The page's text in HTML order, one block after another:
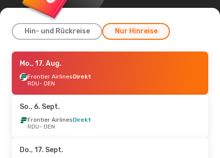
Hin- und Rückreise Nur Hinreise
Mo., 17. Aug.
Frontier Airlines1 Zwischenstopp
RDU- DEN
DEN- RDU
Fr., 28. Aug.- Mo., 31. Aug.
Frontier Airlines
DEN - RDU
Mo., 17. Aug.
Frontier AirlinesDirekt
RDU- DEN
So., 6. Sept.
Frontier AirlinesDirekt
RDU- DEN
Do., 17. Sept.